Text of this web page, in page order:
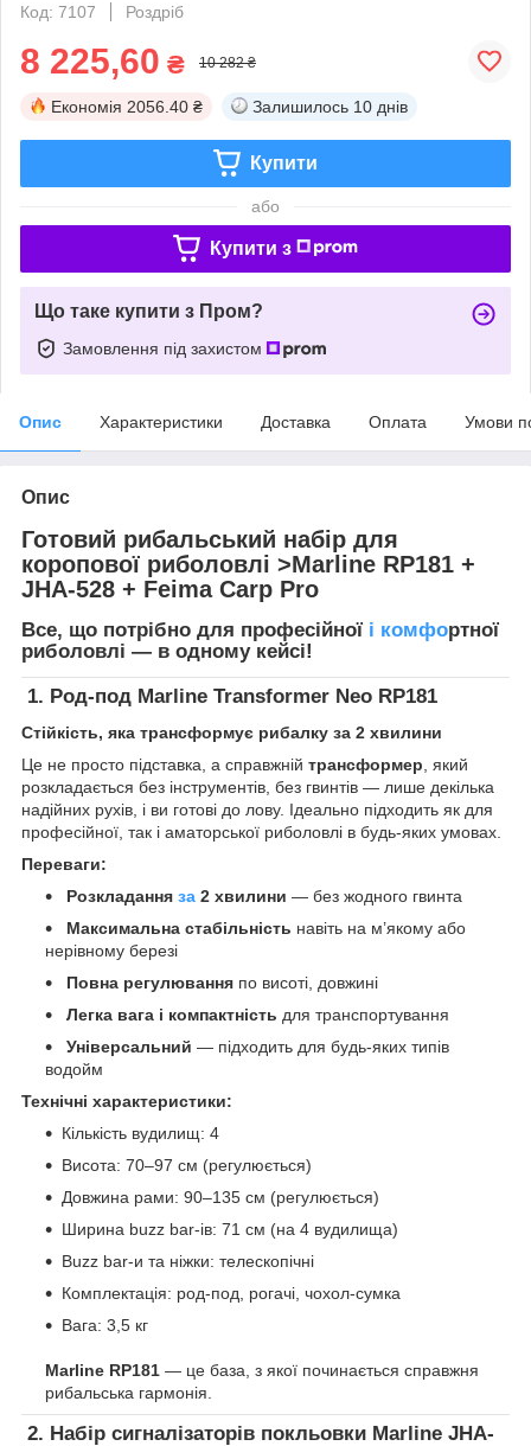
Код: 7107
Роздріб
8 225,60 ₴ 10 282 ₴
Економія 2056.40 ₴ Залишилось 10 днів
Купити
або
Купити з
Що таке купити з Пром?
Замовлення під захистом
Опис Характеристики Доставка Оплата Умови
Опис
Готовий рибальський набір для
коропової риболовлі >Marline RP181 +
JHA-528 + Feima Carp Pro
Все, що потрібно для професійної і комфортної
риболовлі — в одному кейсі!
1. Род-под Marline Transformer Neo RP181
Стійкість, яка трансформує рибалку за 2 хвилини
Це не просто підставка, а справжній трансформер , який
розкладається без інструментів, без гвинтів — лише декілька
надійних рухів, і ви готові до лову. Ідеально підходить як для
професійної, так і аматорської риболовлі в будь-яких умовах.
Переваги:
Розкладання за 2 хвилини — без жодного гвинта
Максимальна стабільність навіть на м’якому або
нерівному березі
Повна регулювання по висоті, довжині
Легка вага і компактність для транспортування
Універсальний — підходить для будь-яких типів
водойм
Технічні характеристики:
Кількість вудилищ: 4
Висота: 70–97 см (регулюється)
Довжина рами: 90–135 см (регулюється)
Ширина buzz bar-ів: 71 см (на 4 вудилища)
Buzz bar-и та ніжки: телескопічні
Комплектація: род-под, рогачі, чохол-сумка
Вага: 3,5 кг
Marline RP181 — це база, з якої починається справжня
рибальська гармонія.
2. Набір сигналізаторів покльовки Marline JHA-